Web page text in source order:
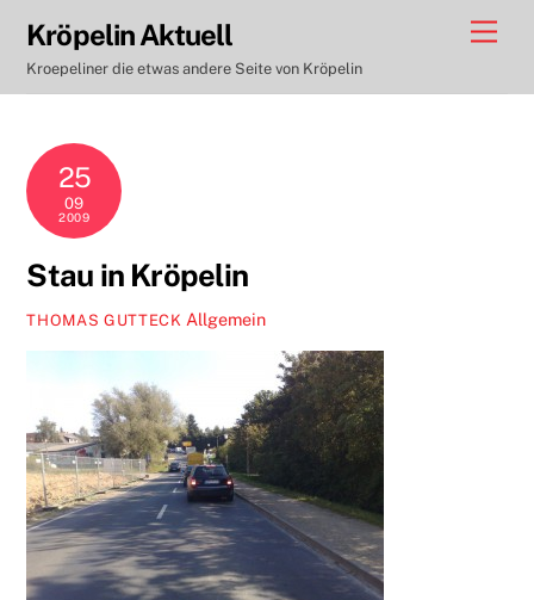
content
Kröpelin Aktuell
Kroepeliner die etwas andere Seite von Kröpelin
25
09
2009
Stau in Kröpelin
THOMAS GUTTECK Allgemein